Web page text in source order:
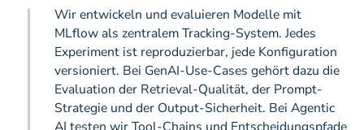
Wir entwickeln und evaluieren Modelle mit
MLflow als zentralem Tracking-System. Jedes
Experiment ist reproduzierbar, jede Konfiguration
versioniert. Bei GenAI-Use-Cases gehört dazu die
Evaluation der Retrieval-Qualität, der Prompt-
Strategie und der Output-Sicherheit. Bei Agentic